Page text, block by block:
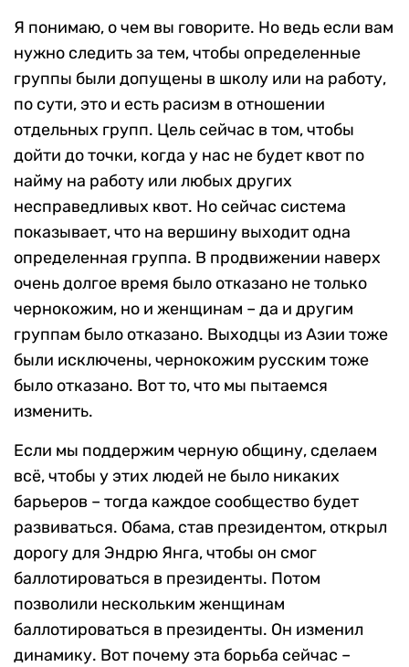
Я понимаю, о чем вы говорите. Но ведь если вам
нужно следить за тем, чтобы определенные
группы были допущены в школу или на работу,
по сути, это и есть расизм в отношении
отдельных групп. Цель сейчас в том, чтобы
дойти до точки, когда у нас не будет квот по
найму на работу или любых других
несправедливых квот. Но сейчас система
показывает, что на вершину выходит одна
определенная группа. В продвижении наверх
очень долгое время было отказано не только
чернокожим, но и женщинам – да и другим
группам было отказано. Выходцы из Азии тоже
были исключены, чернокожим русским тоже
было отказано. Вот то, что мы пытаемся
изменить.
Если мы поддержим черную общину, сделаем
всё, чтобы у этих людей не было никаких
барьеров – тогда каждое сообщество будет
развиваться. Обама, став президентом, открыл
дорогу для Эндрю Янга, чтобы он смог
баллотироваться в президенты. Потом
позволили нескольким женщинам
баллотироваться в президенты. Он изменил
динамику. Вот почему эта борьба сейчас –